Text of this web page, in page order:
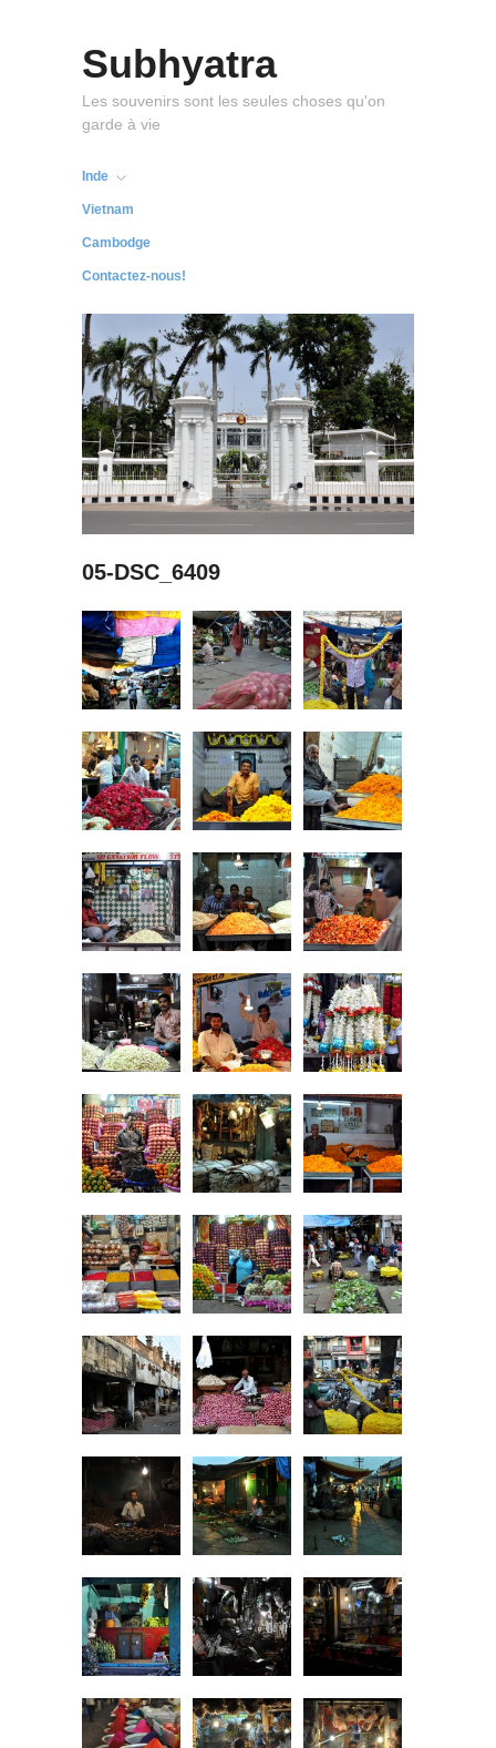
Subhyatra
Les souvenirs sont les seules choses qu'on
garde à vie
Inde
Vietnam
Cambodge
Contactez-nous!
05-DSC_6409